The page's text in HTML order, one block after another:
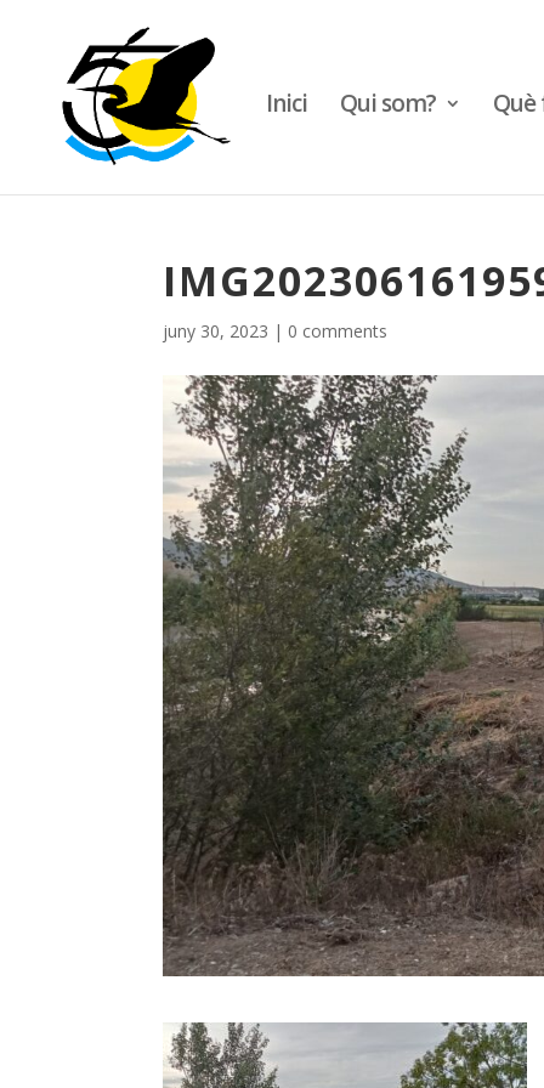
Inici Qui som? Què
juny 30, 2023 | 0 comments